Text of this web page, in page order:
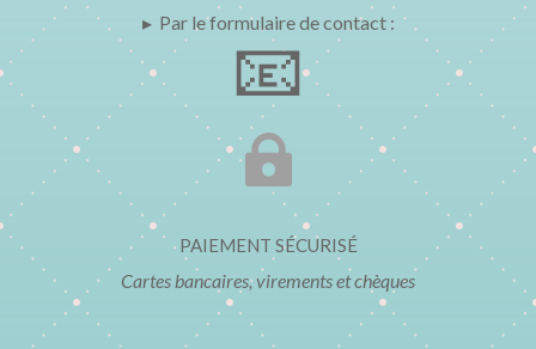
▸ Par le formulaire de contact :
📧

PAIEMENT SÉCURISÉ
Cartes bancaires, virements et chèques